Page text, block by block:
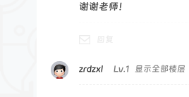
谢谢老师！
zrdzxl Lv.1 显示全部楼层